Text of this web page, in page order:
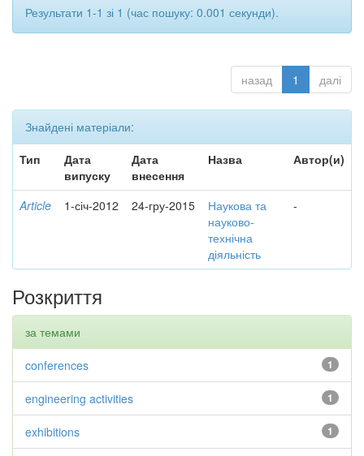
Результати 1-1 зі 1 (час пошуку: 0.001 секунди).
назад 1 далі
Знайдені матеріали:
Тип
Дата
випуску
Дата
внесення
Назва Автор(и)
Article 1-січ-2012 24-гру-2015
Наукова та
науково-
технічна
діяльність
-
Розкриття
за темами
1
conferences
1
engineering activities
1
exhibitions